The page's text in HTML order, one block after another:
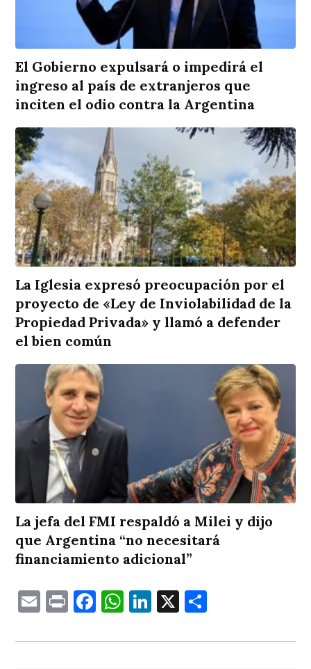
El Gobierno expulsará o impedirá el
ingreso al país de extranjeros que
inciten el odio contra la Argentina
La Iglesia expresó preocupación por el
proyecto de «Ley de Inviolabilidad de la
Propiedad Privada» y llamó a defender
el bien común
La jefa del FMI respaldó a Milei y dijo
que Argentina “no necesitará
financiamiento adicional”
EmailPrintFacebook
WhatsApp
LinkedIn
X